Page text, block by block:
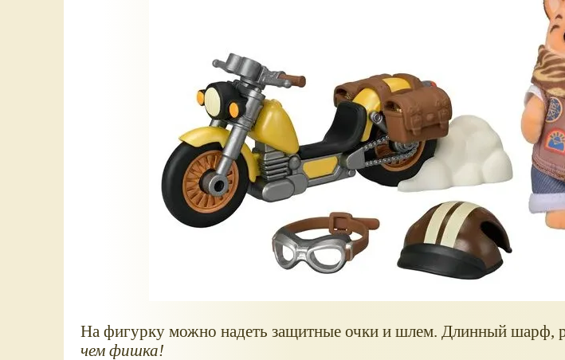
На фигурку можно надеть защитные очки и шлем. Длинный шарф,
чем фишка!